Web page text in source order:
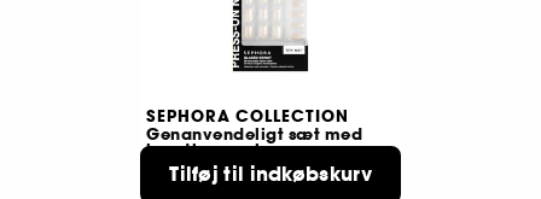
SEPHORA COLLECTION
Genanvendeligt sæt med
kunstige negle
Tilføj til indkøbskurv